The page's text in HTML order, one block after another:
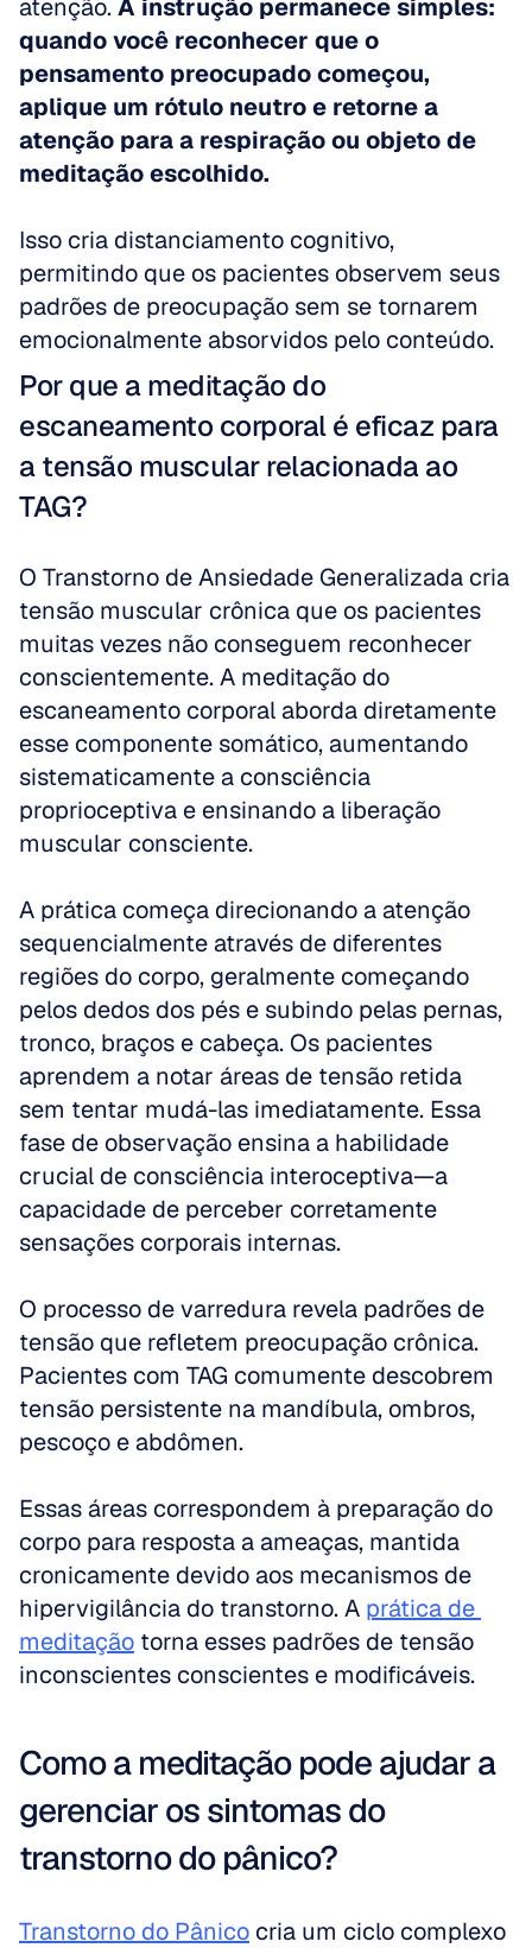
atenção. A instrução permanece simples:
quando você reconhecer que o
pensamento preocupado começou,
aplique um rótulo neutro e retorne a
atenção para a respiração ou objeto de
meditação escolhido.
Isso cria distanciamento cognitivo,
permitindo que os pacientes observem seus
padrões de preocupação sem se tornarem
emocionalmente absorvidos pelo conteúdo.
Por que a meditação do
escaneamento corporal é eficaz para
a tensão muscular relacionada ao
TAG?
O Transtorno de Ansiedade Generalizada cria
tensão muscular crônica que os pacientes
muitas vezes não conseguem reconhecer
conscientemente. A meditação do
escaneamento corporal aborda diretamente
esse componente somático, aumentando
sistematicamente a consciência
proprioceptiva e ensinando a liberação
muscular consciente.
A prática começa direcionando a atenção
sequencialmente através de diferentes
regiões do corpo, geralmente começando
pelos dedos dos pés e subindo pelas pernas,
tronco, braços e cabeça. Os pacientes
aprendem a notar áreas de tensão retida
sem tentar mudá-las imediatamente. Essa
fase de observação ensina a habilidade
crucial de consciência interoceptiva—a
capacidade de perceber corretamente
sensações corporais internas.
O processo de varredura revela padrões de
tensão que refletem preocupação crônica.
Pacientes com TAG comumente descobrem
tensão persistente na mandíbula, ombros,
pescoço e abdômen.
Essas áreas correspondem à preparação do
corpo para resposta a ameaças, mantida
cronicamente devido aos mecanismos de
hipervigilância do transtorno. A prática de
meditação torna esses padrões de tensão
inconscientes conscientes e modificáveis.
Como a meditação pode ajudar a
gerenciar os sintomas do
transtorno do pânico?
Transtorno do Pânico cria um ciclo complexo